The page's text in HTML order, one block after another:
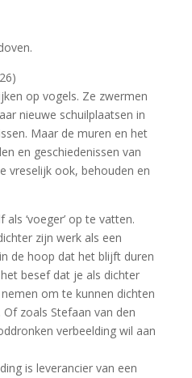
op vogels. Ze zwermen
nieuwe schuilplaatsen in
Maar de muren en het
en geschiedenissen van
vreselijk ook, behouden en
‘voeger’ op te vatten.
zijn werk als een
de hoop dat het blijft duren
besef dat je als dichter
om te kunnen dichten
zoals Stefaan van den
verbeelding wil aan
is leverancier van een